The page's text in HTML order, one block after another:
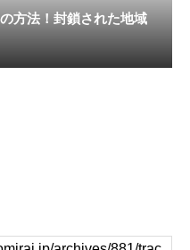
方法！封鎖された地域